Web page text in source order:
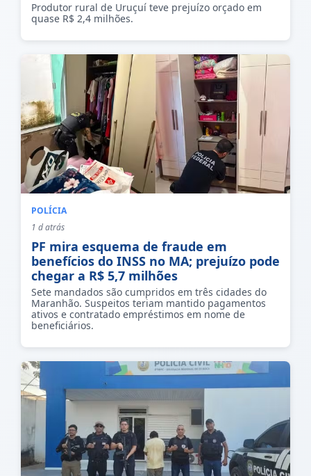
Produtor rural de Uruçuí teve prejuízo orçado em
quase R$ 2,4 milhões.
POLÍCIA
1 d atrás
PF mira esquema de fraude em
benefícios do INSS no MA; prejuízo pode
chegar a R$ 5,7 milhões
Sete mandados são cumpridos em três cidades do
Maranhão. Suspeitos teriam mantido pagamentos
ativos e contratado empréstimos em nome de
beneficiários.